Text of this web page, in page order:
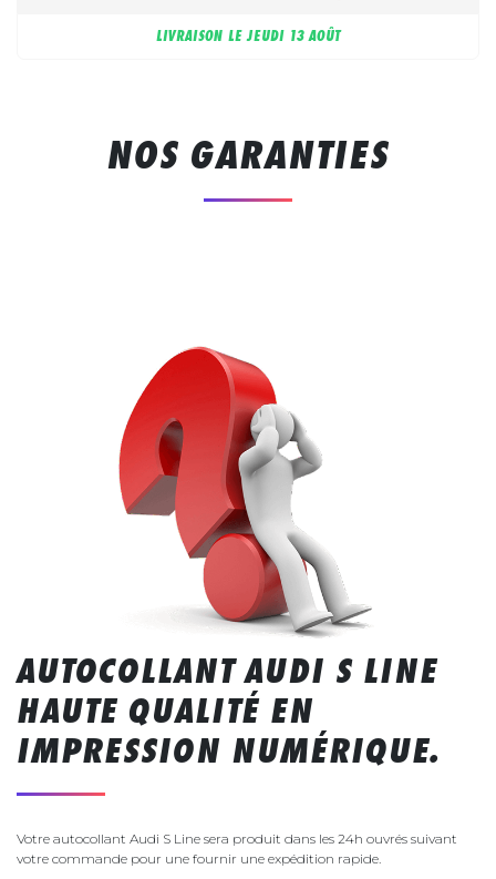
LIVRAISON LE JEUDI 13 AOÛT
NOS GARANTIES
AUTOCOLLANT AUDI S LINE
HAUTE QUALITÉ EN
IMPRESSION NUMÉRIQUE.
Votre autocollant Audi S Line sera produit dans les 24h ouvrés suivant
votre commande pour une fournir une expédition rapide.